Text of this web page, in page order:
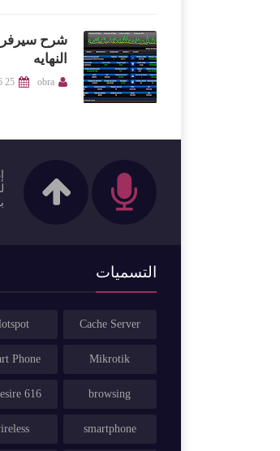
شرح سيرفر
النهايه
obra
25 undefined 2016
التسميات
Cache Server
Mikrotik
Phone
browsing
616
smartphone